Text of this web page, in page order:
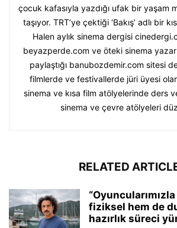
çocuk kafasıyla yazdığı ufak bir yaşam
taşıyor. TRT’ye çektiği ‘Bakış’ adlı bir
Halen aylık sinema dergisi
beyazperde.com ve öteki sinema yazarı.
paylaştığı banubozdemir.com sitesi
filmlerde ve festivallerde jüri üyesi
sinema ve kısa film atölyelerinde ders
sinema ve çevre atölyeleri
RELATED
fiziksel hem de
hazırlık süreci